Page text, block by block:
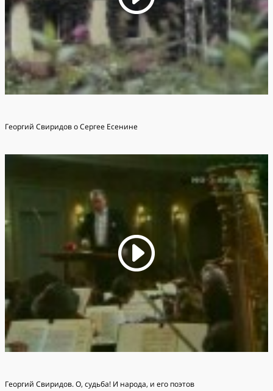
Георгий Свиридов о Сергее Есенине
Георгий Свиридов. О, судьба! И народа, и его поэтов